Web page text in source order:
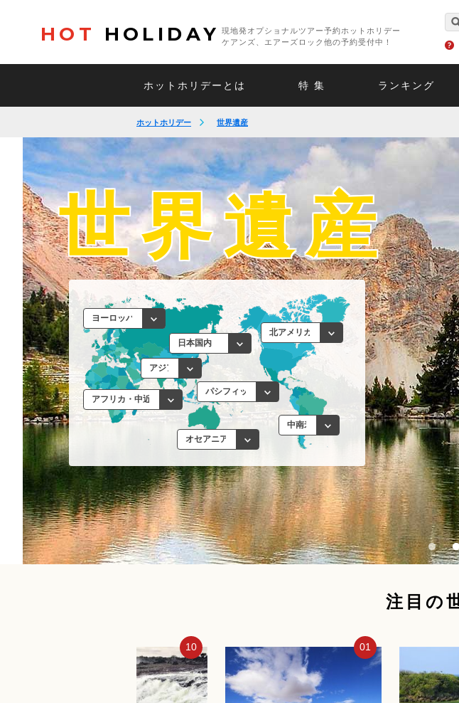
HOT HOLIDAY
現地発オプショナルツアー予約ホットホリデー
ケアンズ、エアーズロック他の予約受付中！
ホットホリデーとは 特 集 ランキング
ホットホリデー 世界遺産
世界遺産
注目の
10 01